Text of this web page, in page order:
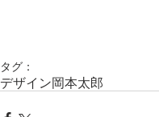
タグ：
デザイン岡本太郎